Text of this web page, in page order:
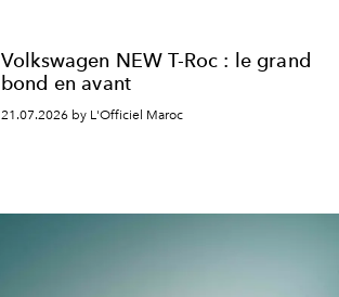
Volkswagen NEW T-Roc : le grand
bond en avant
21.07.2026 by L'Officiel Maroc